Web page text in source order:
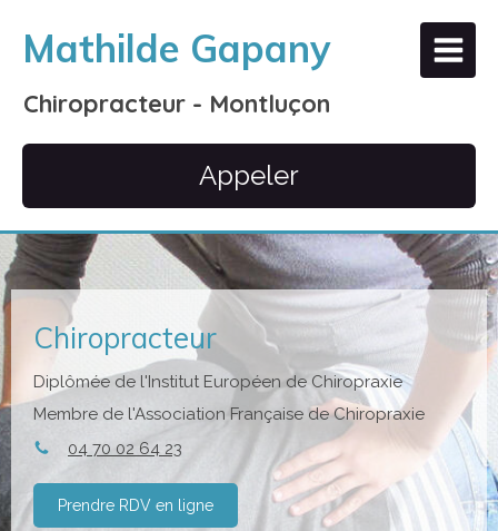
Mathilde Gapany
Chiropracteur - Montluçon
Appeler
Chiropracteur
Diplômée de l'Institut Européen de Chiropraxie
Membre de l'Association Française de Chiropraxie
04 70 02 64 23
Prendre RDV en ligne